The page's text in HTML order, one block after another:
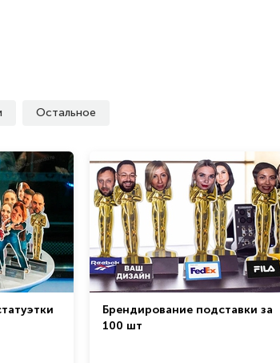
Остальное
Брендирование подставки за
100 шт